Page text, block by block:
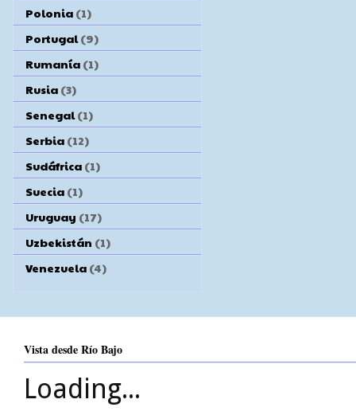
Polonia (1)
Portugal (9)
Rumanía (1)
Rusia (3)
Senegal (1)
Serbia (12)
Sudáfrica (1)
Suecia (1)
Uruguay (17)
Uzbekistán (1)
Venezuela (4)
Vista desde Río Bajo
Loading...